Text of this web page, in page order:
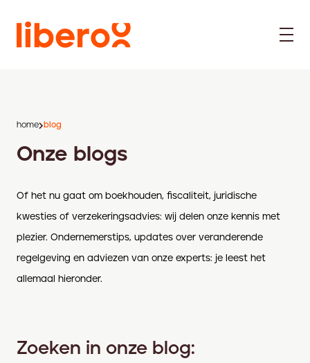
home blog
Onze blogs
Of het nu gaat om boekhouden, fiscaliteit, juridische
kwesties of verzekeringsadvies: wij delen onze kennis met
plezier. Ondernemerstips, updates over veranderende
regelgeving en adviezen van onze experts: je leest het
allemaal hieronder.
Zoeken in onze blog: